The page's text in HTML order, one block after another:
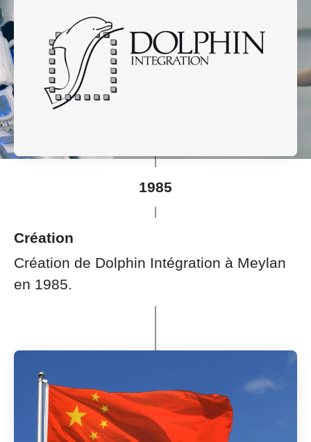
1985
Création
Création de Dolphin Intégration à Meylan
en 1985.